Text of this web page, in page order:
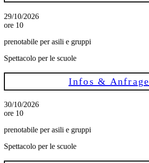
29/10/2026
ore 10
prenotabile per asili e gruppi
Spettacolo per le scuole
Infos & Anfrage
30/10/2026
ore 10
prenotabile per asili e gruppi
Spettacolo per le scuole